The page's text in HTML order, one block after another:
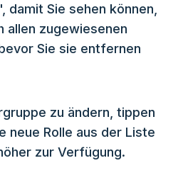
Sie sehen können,
zugewiesenen
Sie sie entfernen
zu ändern, tippen
neue Rolle aus der Liste
zur Verfügung.